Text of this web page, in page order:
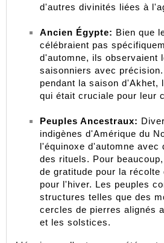
d'autres divinités liées à
Ancien Égypte: Bien que
célébraient pas
d'automne, ils observaient
saisonniers avec
pendant la saison d'Akhet,
qui était cruciale pour leur
Peuples Ancestraux:
indigènes d'Amérique du
l'équinoxe d'automne avec
des rituels. Pour
de gratitude pour la récolte
pour l'hiver. Les peuples
structures telles que des
cercles de pierres alignés
et les solstices.